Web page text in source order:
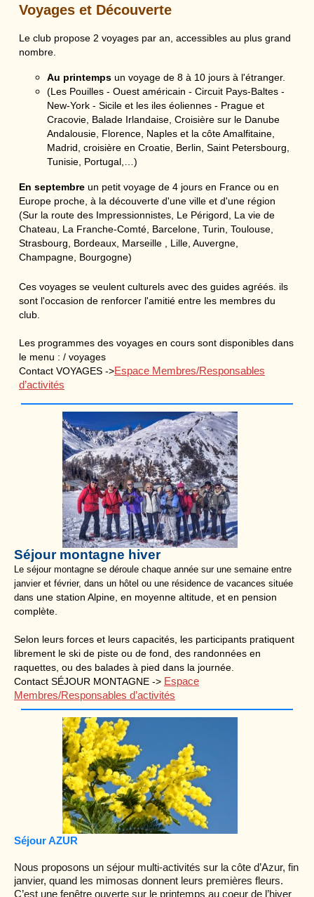
Voyages et Découverte
Le club propose 2 voyages par an, accessibles au plus grand
nombre.
Au printemps un voyage de 8 à 10 jours à l'étranger.
(Les Pouilles - Ouest américain - Circuit Pays-Baltes -
New-York - Sicile et les iles éoliennes - Prague et
Cracovie, Balade Irlandaise, Croisière sur le Danube
Andalousie, Florence, Naples et la côte Amalfitaine,
Madrid, croisière en Croatie, Berlin, Saint Petersbourg,
Tunisie, Portugal,…)
En septembre un petit voyage de 4 jours en France ou en
Europe proche, à la découverte d'une ville et d'une région
(Sur la route des Impressionnistes, Le Périgord, La vie de
Chateau, La Franche-Comté, Barcelone, Turin, Toulouse,
Strasbourg, Bordeaux, Marseille , Lille, Auvergne,
Champagne, Bourgogne)
Ces voyages se veulent culturels avec des guides agréés. ils
sont l'occasion de renforcer l'amitié entre les membres du
club.
Les programmes des voyages en cours sont disponibles dans
le menu : / voyages
Contact VOYAGES ->Espace Membres/Responsables
d’activités
Séjour montagne hiver
Le séjour montagne se déroule chaque année sur une semaine entre
janvier et février, dans un hôtel ou une résidence de vacances située
dans une station Alpine, en moyenne altitude, et en pension
complète.
Selon leurs forces et leurs capacités, les participants pratiquent
librement le ski de piste ou de fond, des randonnées en
raquettes, ou des balades à pied dans la journée.
Contact SÉJOUR MONTAGNE -> Espace
Membres/Responsables d’activités
Séjour AZUR
Nous proposons un séjour multi-activités sur la côte d’Azur, fin
janvier, quand les mimosas donnent leurs premières fleurs.
C’est une fenêtre ouverte sur le printemps au coeur de l’hiver